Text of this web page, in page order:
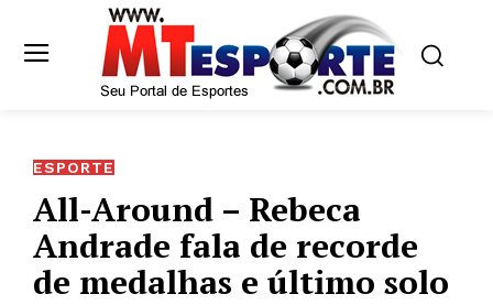
ESPORTE
All-Around – Rebeca
Andrade fala de recorde
de medalhas e último solo